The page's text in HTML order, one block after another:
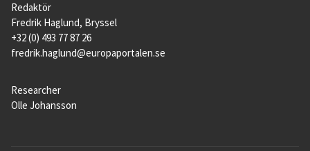
Redaktör
Fredrik Haglund, Bryssel
+32 (0) 493 77 87 26
fredrik.haglund@europaportalen.se
Researcher
Olle Johansson